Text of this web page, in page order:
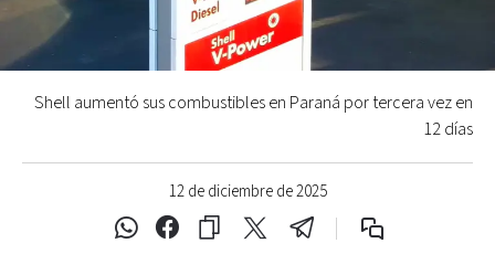
12 de diciembre de 2025
Shell aumentó sus combustibles en Paraná por tercera vez en
12 días